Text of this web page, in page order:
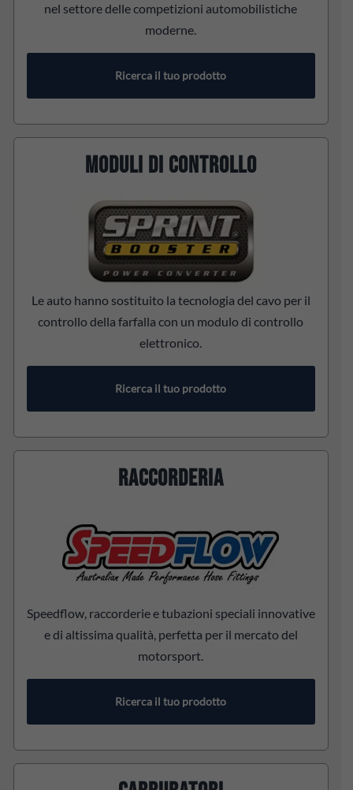
nel settore delle competizioni automobilistiche
moderne.
Ricerca il tuo prodotto
MODULI DI CONTROLLO
Le auto hanno sostituito la tecnologia del cavo per il
controllo della farfalla con un modulo di controllo
elettronico.
Ricerca il tuo prodotto
RACCORDERIA
Speedflow, raccorderie e tubazioni speciali innovative
e di altissima qualità, perfetta per il mercato del
motorsport.
Ricerca il tuo prodotto